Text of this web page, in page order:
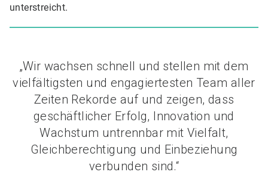
unterstreicht.
„Wir wachsen schnell und stellen mit dem
vielfältigsten und engagiertesten Team aller
Zeiten Rekorde auf und zeigen, dass
geschäftlicher Erfolg, Innovation und
Wachstum untrennbar mit Vielfalt,
Gleichberechtigung und Einbeziehung
verbunden sind.“